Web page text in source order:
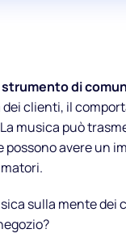
di
clienti, il
musica può
possono avere un
sulla mente dei